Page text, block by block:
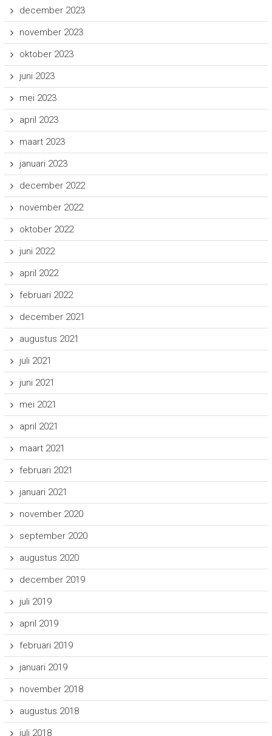
december 2023
november 2023
oktober 2023
juni 2023
mei 2023
april 2023
maart 2023
januari 2023
december 2022
november 2022
oktober 2022
juni 2022
april 2022
februari 2022
december 2021
augustus 2021
juli 2021
juni 2021
mei 2021
april 2021
maart 2021
februari 2021
januari 2021
november 2020
september 2020
augustus 2020
december 2019
juli 2019
april 2019
februari 2019
januari 2019
november 2018
augustus 2018
juli 2018